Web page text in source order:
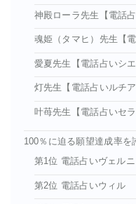
神殿ローラ先生【電話占
魂姫（タマヒ）先生【
愛夏先生【電話占いシエ
灯先生【電話占いルチア
叶苺先生【電話占いセラ
100％に迫る願望達成率
第1位 電話占いヴェルニ
第2位 電話占いウィル